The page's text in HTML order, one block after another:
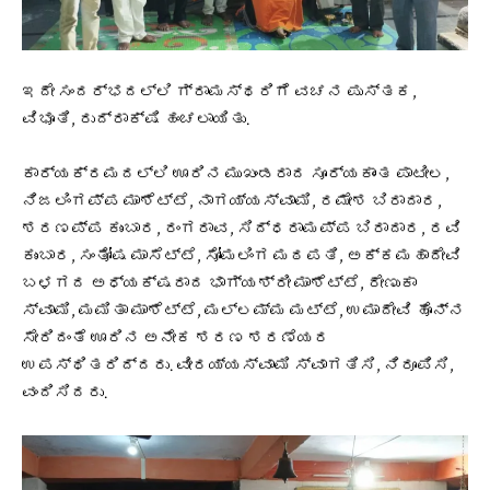
ಇದೇ ಸಂದರ್ಭದಲ್ಲಿ ಗ್ರಾಮಸ್ಥರಿಗೆ ವಚನ ಪುಸ್ತಕ,
ವಿಭೂತಿ, ರುದ್ರಾಕ್ಷಿ ಹಂಚಲಾಯಿತು‌.
ಕಾರ್ಯಕ್ರಮದಲ್ಲಿ ಊರಿನ ಮುಖಂಡರಾದ ಸೂರ್ಯಕಾಂತ ಪಾಟೀಲ,
ನಿಜಲಿಂಗಪ್ಪ ಮಾಶೆಟ್ಟೆ, ನಾಗಯ್ಯಸ್ವಾಮಿ, ರಮೇಶ ಬಿರಾದಾರ,
ಶರಣಪ್ಪ ಕುಂಬಾರ, ರಂಗರಾವ, ಸಿದ್ಧರಾಮಪ್ಪ ಬಿರಾದಾರ, ರವಿ
ಕುಂಬಾರ, ಸಂತೋಷ ಮಾಸೆಟ್ಟೆ, ಸೋಮಲಿಂಗ ಮಠಪತಿ, ಅಕ್ಕಮಹಾದೇವಿ
ಬಳಗದ ಅಧ್ಯಕ್ಷರಾದ ಭಾಗ್ಯಶ್ರೀ ಮಾಶೆಟ್ಟೆ, ರೇಣುಕಾ
ಸ್ವಾಮಿ, ಮಮಿತಾ ಮಾಶೆಟ್ಟೆ, ಮಲ್ಲಮ್ಮ ಮಟ್ಟೆ, ಉಮಾದೇವಿ ಹೊನ್ನ
ಸೇರಿದಂತೆ ಊರಿನ ಅನೇಕ ಶರಣ ಶರಣೆಯರ
ಉಪಸ್ಥಿತರಿದ್ದರು. ವೀರಯ್ಯಸ್ವಾಮಿ ಸ್ವಾಗತಿಸಿ, ನಿರೂಪಿಸಿ,
ವಂದಿಸಿದರು.